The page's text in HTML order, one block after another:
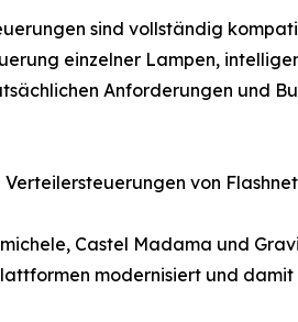
sind vollständig
einzelner Lampen,
Anforderungen und
von
Castel Madama und
modernisiert und